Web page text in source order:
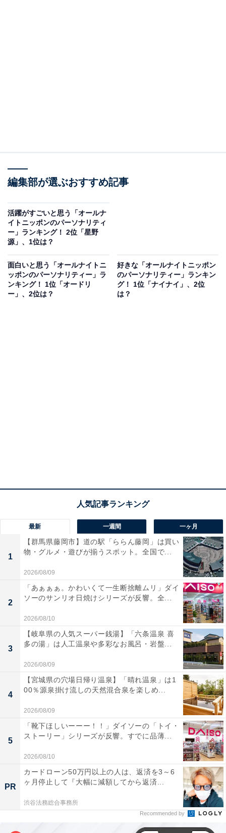
編集部が選ぶおすすめ記事
活躍がすごいと思う「オールナ
イトニッポンのパーソナリティ
ー」ランキング！ 2位「星野
源」、1位は？
面白いと思う「オールナイトニ
ッポンのパーソナリティー」ラ
ンキング！ 1位「オードリ
ー」、2位は？
好きな「オールナイトニッポン
のパーソナリティー」ランキン
グ！ 1位「ナイナイ」、2位
は？
最新 一週間 一ヶ月
1
【群馬県藤岡市】道の駅「ららん藤岡」は買い
物・グルメ・遊びが揃うスポット。全国で...
2026/08/09
2
「あぁぁぁ。かわいくて一生断捨離ムリ」ダイ
ソーのサンリオ日焼けシリーズが反響。全...
2026/08/10
3
【岐阜県の人気スーパー銭湯】「六条温泉 喜
多の湯」は人工温泉や多彩なお風呂・岩盤...
2026/08/09
4
【宮城県の穴場日帰り温泉】「晴れ温泉」は1
00％源泉掛け流しの天然混合泉を楽しめ...
2026/08/09
5
「靴下ほしいーーー！！」ダイソーの「トイ・
ストーリー」シリーズが反響。すでに品薄...
2026/08/10
PR
カードローン50万円以上の人は、返済を3～6
ヶ月停止して『大幅に減額してから返済...
渋谷法務総合事務所
Recommended by